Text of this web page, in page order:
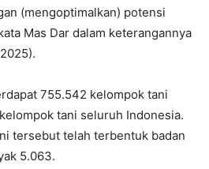
(mengoptimalkan) potensi
Mas Dar dalam keterangannya
755.542 kelompok tani
tani seluruh Indonesia.
tersebut telah terbentuk badan
5.063.